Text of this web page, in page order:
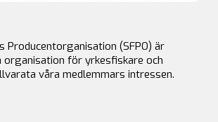
Producentorganisation (SFPO) är
för yrkesfiskare och
våra medlemmars intressen.